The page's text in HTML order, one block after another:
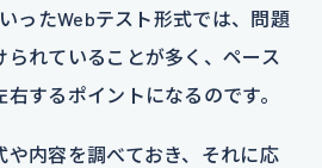
ったWebテスト形式では、問題
られていることが多く、ペース
するポイントになるのです。
や内容を調べておき、それに応